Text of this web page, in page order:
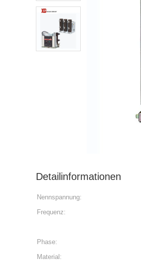
Detailinformationen
Nennspannung:
Frequenz:
Phase:
Material: